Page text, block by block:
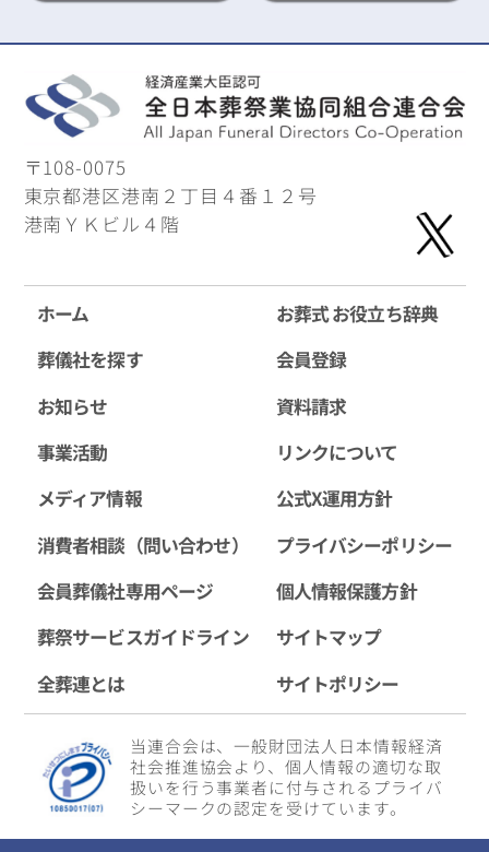
〒108-0075
東京都港区港南２丁目４番１２号
港南ＹＫビル４階
ホーム
葬儀社を探す
お知らせ
事業活動
メディア情報
消費者相談（問い合わせ）
会員葬儀社専用ページ
葬祭サービスガイドライン
全葬連とは
お葬式 お役立ち辞典
会員登録
資料請求
リンクについて
公式X運用方針
プライバシーポリシー
個人情報保護方針
サイトマップ
サイトポリシー
当連合会は、一般財団法人日本情報経済
社会推進協会より、個人情報の適切な取
扱いを行う事業者に付与されるプライバ
シーマークの認定を受けています。